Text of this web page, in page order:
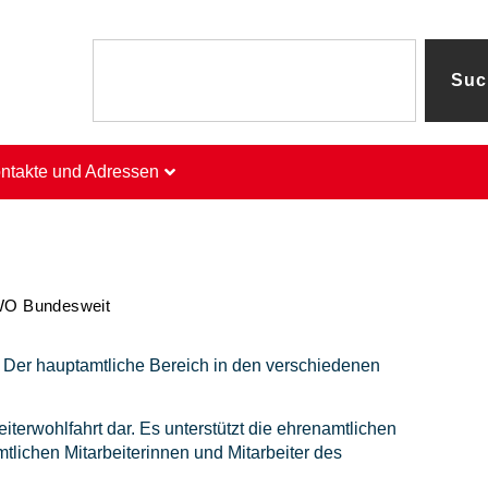
und Adressen
Bundesweit
hauptamtliche Bereich in den verschiedenen
dar. Es unterstützt die ehrenamtlichen
Mitarbeiterinnen und Mitarbeiter des